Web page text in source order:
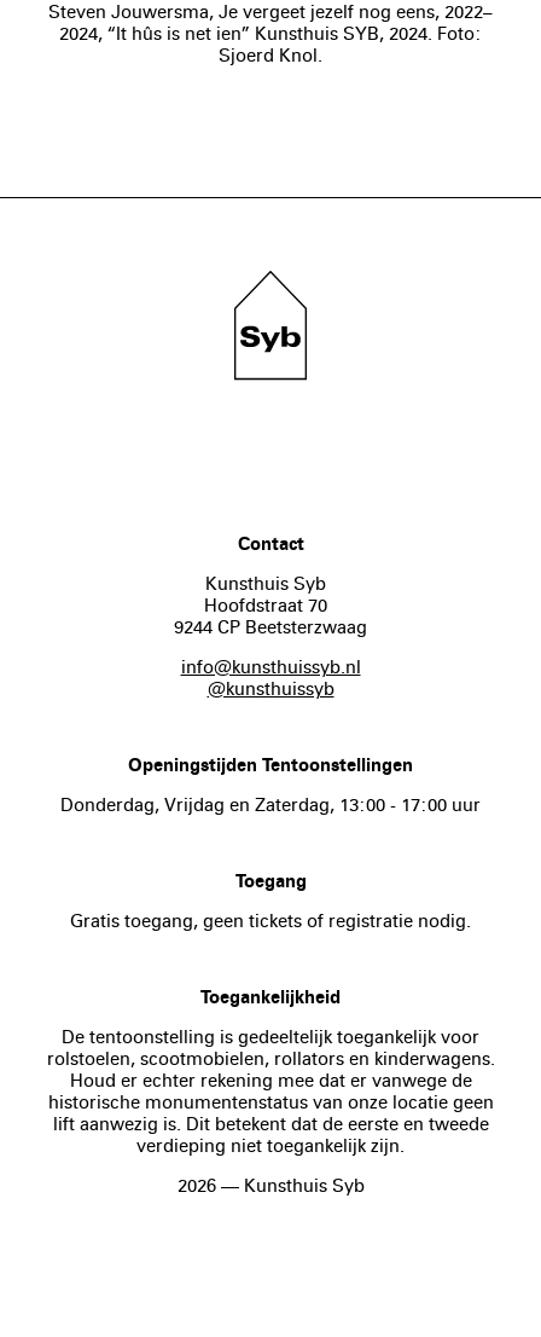
Steven Jouwersma, Je vergeet jezelf nog eens, 2022–
2024, “It hûs is net ien” Kunsthuis SYB, 2024. Foto:
Sjoerd Knol.
Contact
Kunsthuis Syb
Hoofdstraat 70
9244 CP Beetsterzwaag
info@kunsthuissyb.nl
@kunsthuissyb
Openingstijden Tentoonstellingen
Donderdag, Vrijdag en Zaterdag, 13:00 - 17:00 uur
Toegang
Gratis toegang, geen tickets of registratie nodig.
Toegankelijkheid
De tentoonstelling is gedeeltelijk toegankelijk voor
rolstoelen, scootmobielen, rollators en kinderwagens.
Houd er echter rekening mee dat er vanwege de
historische monumentenstatus van onze locatie geen
lift aanwezig is. Dit betekent dat de eerste en tweede
verdieping niet toegankelijk zijn.
2026 — Kunsthuis Syb